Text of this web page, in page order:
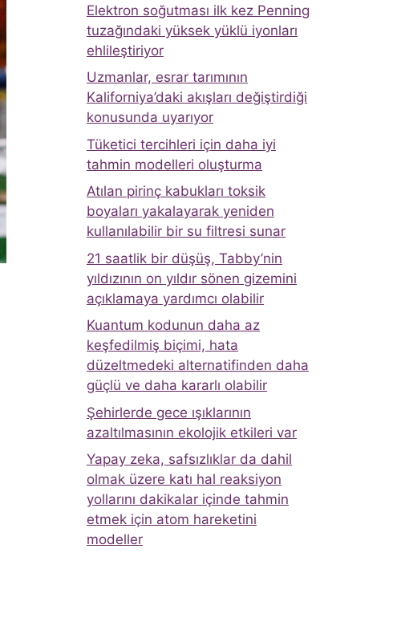
Elektron soğutması ilk kez Penning
tuzağındaki yüksek yüklü iyonları
ehlileştiriyor
Uzmanlar, esrar tarımının
Kaliforniya’daki akışları değiştirdiği
konusunda uyarıyor
Tüketici tercihleri ​​için daha iyi
tahmin modelleri oluşturma
Atılan pirinç kabukları toksik
boyaları yakalayarak yeniden
kullanılabilir bir su filtresi sunar
21 saatlik bir düşüş, Tabby’nin
yıldızının on yıldır sönen gizemini
açıklamaya yardımcı olabilir
Kuantum kodunun daha az
keşfedilmiş biçimi, hata
düzeltmedeki alternatifinden daha
güçlü ve daha kararlı olabilir
Şehirlerde gece ışıklarının
azaltılmasının ekolojik etkileri var
Yapay zeka, safsızlıklar da dahil
olmak üzere katı hal reaksiyon
yollarını dakikalar içinde tahmin
etmek için atom hareketini
modeller